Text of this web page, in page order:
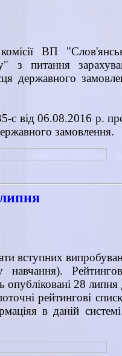
ВП
з питання
державного
с від 06.08.2016 р.
замовлення.
вступних
опубліковані 28
рейтингові
в даній